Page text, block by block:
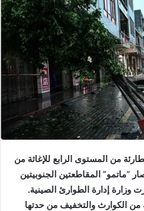
من المستوى الرابع للإغاثة من
“ماتمو” المقاطعتين الجنوبيتين
وزارة إدارة الطوارئ الصينية.
من الكوارث والتخفيف من حدتها